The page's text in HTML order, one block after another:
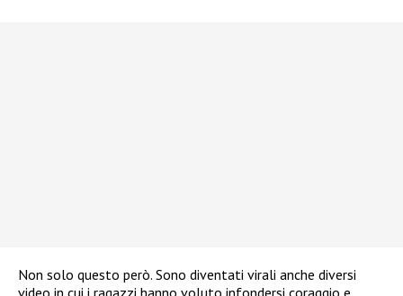
Non solo questo però. Sono diventati virali anche diversi